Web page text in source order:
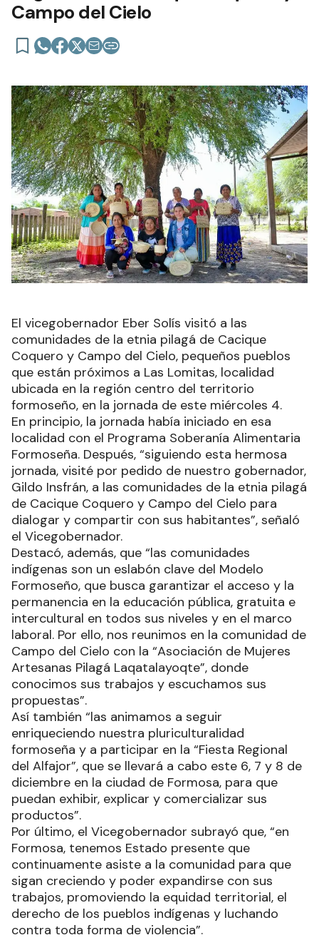
Campo del Cielo
El vicegobernador Eber Solís visitó a las
comunidades de la etnia pilagá de Cacique
Coquero y Campo del Cielo, pequeños pueblos
que están próximos a Las Lomitas, localidad
ubicada en la región centro del territorio
formoseño, en la jornada de este miércoles 4.
En principio, la jornada había iniciado en esa
localidad con el Programa Soberanía Alimentaria
Formoseña. Después, “siguiendo esta hermosa
jornada, visité por pedido de nuestro gobernador,
Gildo Insfrán, a las comunidades de la etnia pilagá
de Cacique Coquero y Campo del Cielo para
dialogar y compartir con sus habitantes”, señaló
el Vicegobernador.
Destacó, además, que “las comunidades
indígenas son un eslabón clave del Modelo
Formoseño, que busca garantizar el acceso y la
permanencia en la educación pública, gratuita e
intercultural en todos sus niveles y en el marco
laboral. Por ello, nos reunimos en la comunidad de
Campo del Cielo con la “Asociación de Mujeres
Artesanas Pilagá Laqatalayoqte”, donde
conocimos sus trabajos y escuchamos sus
propuestas”.
Así también “las animamos a seguir
enriqueciendo nuestra pluriculturalidad
formoseña y a participar en la “Fiesta Regional
del Alfajor”, que se llevará a cabo este 6, 7 y 8 de
diciembre en la ciudad de Formosa, para que
puedan exhibir, explicar y comercializar sus
productos”.
Por último, el Vicegobernador subrayó que, “en
Formosa, tenemos Estado presente que
continuamente asiste a la comunidad para que
sigan creciendo y poder expandirse con sus
trabajos, promoviendo la equidad territorial, el
derecho de los pueblos indígenas y luchando
contra toda forma de violencia”.